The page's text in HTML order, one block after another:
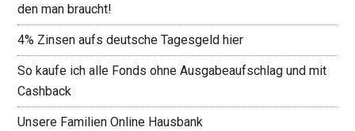
den man braucht!
4% Zinsen aufs deutsche Tagesgeld hier
So kaufe ich alle Fonds ohne Ausgabeaufschlag und mit
Cashback
Unsere Familien Online Hausbank